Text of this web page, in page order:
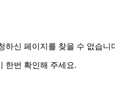
하신 페이지를 찾을 수 없습니
한번 확인해 주세요.